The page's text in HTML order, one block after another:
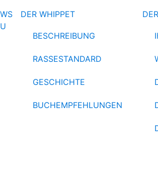
DER WHIPPET
BESCHREIBUNG
RASSESTANDARD
GESCHICHTE
BUCHEMPFEHLUNGEN